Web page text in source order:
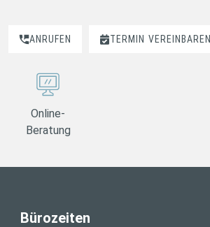
ANRUFEN TERMIN VEREINBAREN
Online-
Beratung
Bürozeiten